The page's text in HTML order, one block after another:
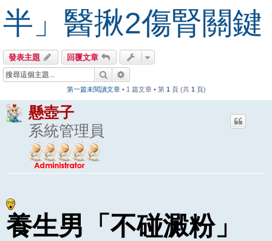
半」醫揪2傷腎關鍵
發表主題
回覆文章
搜尋
第一篇未閱讀文章• 1 篇文章 • 第 1 頁 (共 1 頁)
懸壺子
系統管理員
養生男「不碰澱粉」